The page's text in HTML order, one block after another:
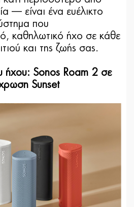
— είναι ένα ευέλικτο
που
καθηλωτικό ήχο σε κάθε
και της ζωής σας.
ήχου: Sonos Roam 2 σε
Sunset